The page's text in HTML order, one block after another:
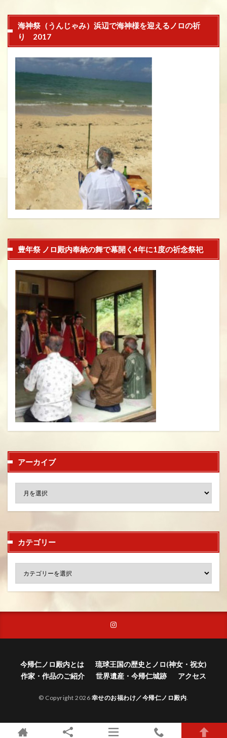
海神祭（うんじゃみ）浜辺で海神様を迎えるノロの祈
り 2017
豊年祭 ノロ殿内奉納の舞で幕開く4年に1度の祈念祭祀
アーカイブ
カテゴリー
今帰仁ノロ殿内とは
琉球王国の歴史とノロ(神女・祝女)
作家・作品のご紹介
世界遺産・今帰仁城跡 アクセス
© Copyright 2026 幸せのお福わけ／今帰仁ノロ殿内